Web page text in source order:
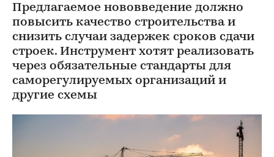
Предлагаемое нововведение должно
повысить качество строительства и
снизить случаи задержек сроков сдачи
строек. Инструмент хотят реализовать
через обязательные стандарты для
саморегулируемых организаций и
другие схемы